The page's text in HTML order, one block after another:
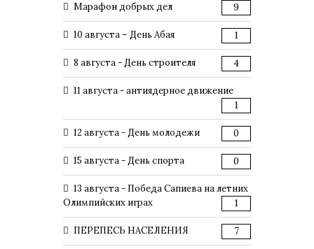
Марафон добрых дел 9
10 августа – День Абая 1
8 августа - День строителя 4
11 августа - антиядерное движение
1
12 августа - День молодежи 0
15 августа - День спорта 0
13 августа - Победа Сапиева на летних
Олимпийских играх
1
ПЕРЕПЕСЬ НАСЕЛЕНИЯ 7